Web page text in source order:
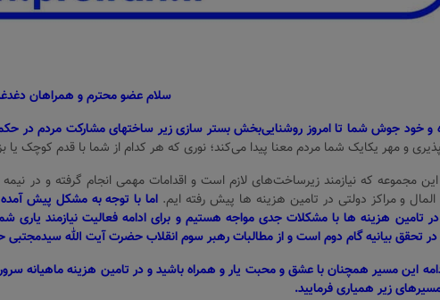
سلام عضو محترم و همراهان
و خود جوش شما تا امروز روشنایی‌بخش بستر سازی زیر ساختهای مشارکت مردم در
و مهر یکایک شما مردم معنا پیدا می‌کند؛ نوری که هر کدام از شما با قدم کوچک یا
مجموعه که نیازمند زیرساخت‌های لازم است و اقدامات مهمی انجام گرفته و در
و مراکز دولتی در تامین هزینه ها پیش رفته ایم.
در تامین هزینه ها با مشکلات جدی مواجه هستیم و برای ادامه فعالیت نیازمند یاری
تحقق بیانیه گام دوم است و از مطالبات رهبر سوم انقلاب حضرت آیت الله سیدمجتبی
زیر همیاری فرمایید.